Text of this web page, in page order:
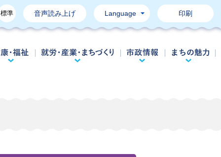
標準 音声読み上げ Language 印刷
・教育 健康・福祉 就労・産業・まちづくり
市政情報